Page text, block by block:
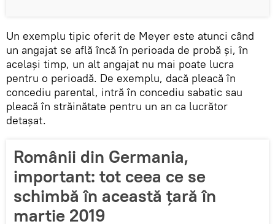
Un exemplu tipic oferit de Meyer este atunci când
un angajat se află încă în perioada de probă și, în
același timp, un alt angajat nu mai poate lucra
pentru o perioadă. De exemplu, dacă pleacă în
concediu parental, intră în concediu sabatic sau
pleacă în străinătate pentru un an ca lucrător
detaşat.
Românii din Germania,
important: tot ceea ce se
schimbă în această ţară în
martie 2019